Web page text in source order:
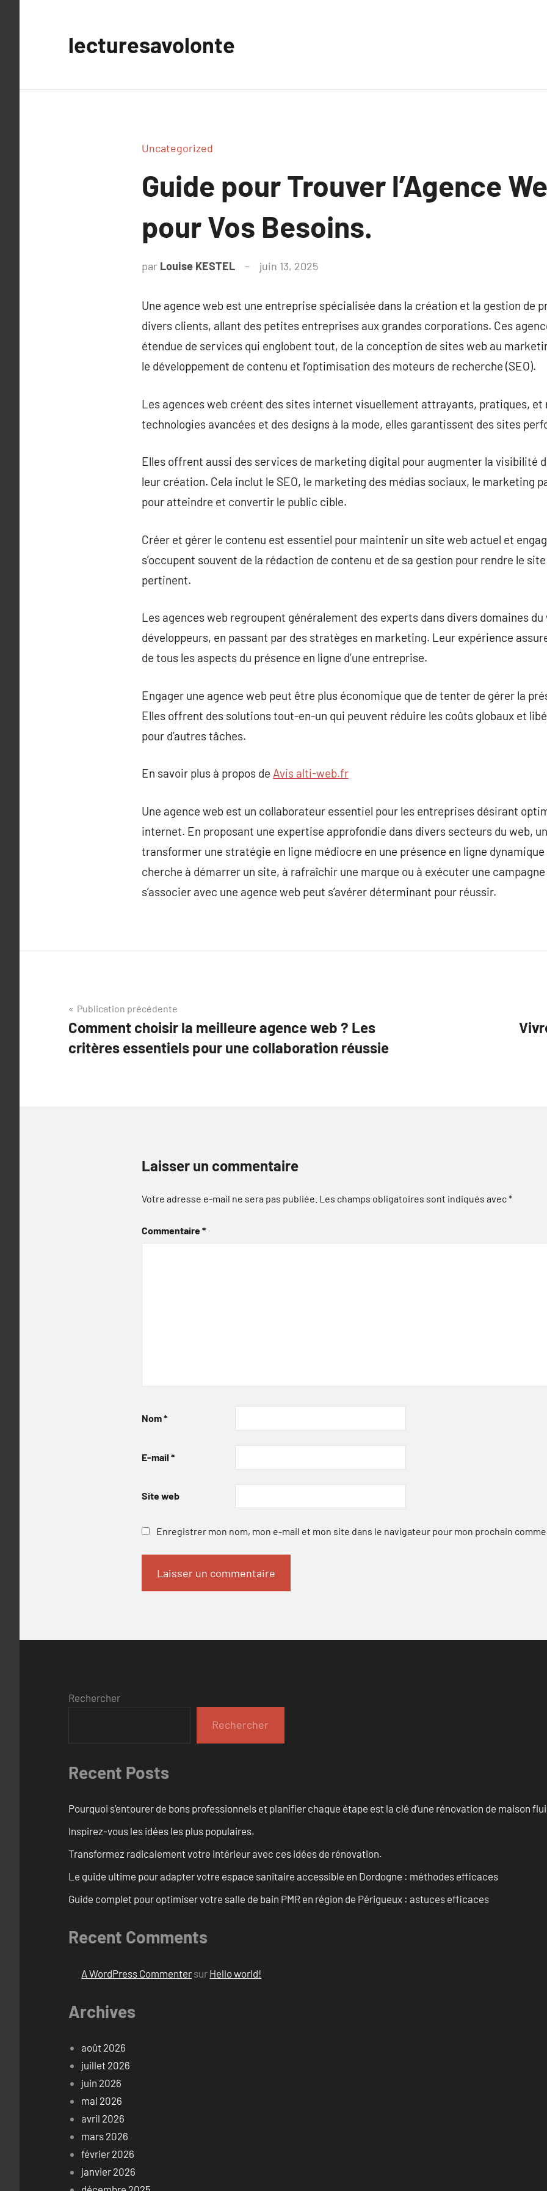
lecturesavolonte
Uncategorized
Guide pour Trouver l’Agence
pour Vos Besoins.
par Louise KESTEL juin 13, 2025
Une agence web est une entreprise spécialisée dans la création et la gestion de
divers clients, allant des petites entreprises aux grandes corporations. Ces
étendue de services qui englobent tout, de la conception de sites web au
le développement de contenu et l’optimisation des moteurs de recherche (SEO).
Les agences web créent des sites internet visuellement attrayants, pratiques,
technologies avancées et des designs à la mode, elles garantissent des sites
Elles offrent aussi des services de marketing digital pour augmenter la visibilité
leur création. Cela inclut le SEO, le marketing des médias sociaux, le marketing
pour atteindre et convertir le public cible.
Créer et gérer le contenu est essentiel pour maintenir un site web actuel et
s’occupent souvent de la rédaction de contenu et de sa gestion pour rendre le
pertinent.
Les agences web regroupent généralement des experts dans divers domaines
développeurs, en passant par des stratèges en marketing. Leur expérience
de tous les aspects du présence en ligne d’une entreprise.
Engager une agence web peut être plus économique que de tenter de gérer la
Elles offrent des solutions tout-en-un qui peuvent réduire les coûts globaux et
pour d’autres tâches.
En savoir plus à propos de Avis alti-web.fr
Une agence web est un collaborateur essentiel pour les entreprises désirant
internet. En proposant une expertise approfondie dans divers secteurs du web,
transformer une stratégie en ligne médiocre en une présence en ligne dynamique
cherche à démarrer un site, à rafraîchir une marque ou à exécuter une
s’associer avec une agence web peut s’avérer déterminant pour réussir.
Navigation
de
l’article
Publication précédente
Comment choisir la meilleure agence web ? Les
critères essentiels pour une collaboration réussie
Laisser un commentaire
Votre adresse e-mail ne sera pas publiée. Les champs obligatoires sont indiqués avec*
Commentaire*
Nom*
E-mail *
Site web
Enregistrer mon nom, mon e-mail et mon site dans le navigateur pour mon prochain
Rechercher
Rechercher
Recent Posts
Pourquoi s’entourer de bons professionnels et planifier chaque étape est la clé d’une rénovation de maison
Inspirez-vous les idées les plus populaires.
Transformez radicalement votre intérieur avec ces idées de rénovation.
Le guide ultime pour adapter votre espace sanitaire accessible en Dordogne : méthodes efficaces
Guide complet pour optimiser votre salle de bain PMR en région de Périgueux : astuces efficaces
Recent Comments
A WordPress Commenter sur Hello world!
Archives
août 2026
juillet 2026
juin 2026
mai 2026
avril 2026
mars 2026
février 2026
janvier 2026